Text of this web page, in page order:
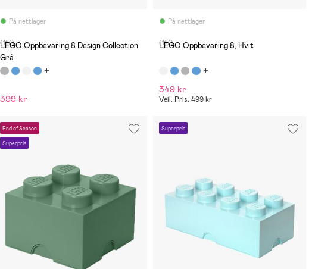
På nettlager
(117)
LEGO Oppbevaring 8 Design Collection
Grå
399 kr
På nettlager
(117)
LEGO Oppbevaring 8, Hvit
349 kr
Veil. Pris: 499 kr
End of Season
Superpris
Superpris